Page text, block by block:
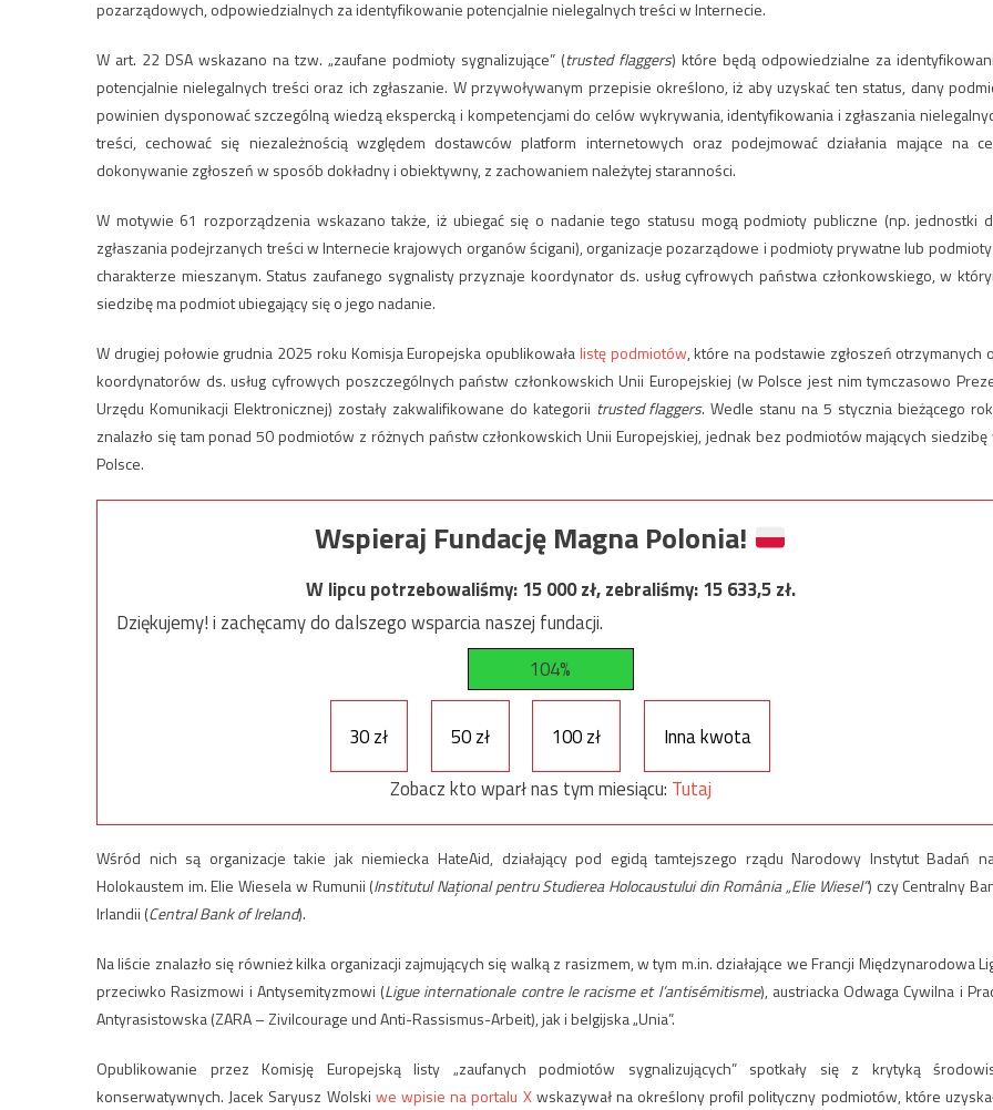
pozarządowych, odpowiedzialnych za identyfikowanie potencjalnie nielegalnych treści w Internecie.
W art. 22 DSA wskazano na tzw. „zaufane podmioty sygnalizujące” (trusted flaggers) które będą odpowiedzialne za
potencjalnie nielegalnych treści oraz ich zgłaszanie. W przywoływanym przepisie określono, iż aby uzyskać ten status, dany
powinien dysponować szczególną wiedzą ekspercką i kompetencjami do celów wykrywania, identyfikowania i zgłaszania
treści, cechować się niezależnością względem dostawców platform internetowych oraz podejmować działania mające na
dokonywanie zgłoszeń w sposób dokładny i obiektywny, z zachowaniem należytej staranności.
W motywie 61 rozporządzenia wskazano także, iż ubiegać się o nadanie tego statusu mogą podmioty publiczne (np. jednostki
zgłaszania podejrzanych treści w Internecie krajowych organów ścigani), organizacje pozarządowe i podmioty prywatne lub
charakterze mieszanym. Status zaufanego sygnalisty przyznaje koordynator ds. usług cyfrowych państwa członkowskiego, w
siedzibę ma podmiot ubiegający się o jego nadanie.
W drugiej połowie grudnia 2025 roku Komisja Europejska opublikowałalistę podmiotów, które na podstawie zgłoszeń otrzymanych
koordynatorów ds. usług cyfrowych poszczególnych państw członkowskich Unii Europejskiej (w Polsce jest nim tymczasowo
Urzędu Komunikacji Elektronicznej) zostały zakwalifikowane do kategorii trusted flaggers. Wedle stanu na 5 stycznia bieżącego
znalazło się tam ponad 50 podmiotów z różnych państw członkowskich Unii Europejskiej, jednak bez podmiotów mających siedzibę
Polsce.
Wspieraj Fundację Magna Polonia!
W lipcu potrzebowaliśmy:15 000zł, zebraliśmy:15 633,5zł.
Dziękujemy! i zachęcamy do dalszego wsparcia naszej fundacji.
104%
30 zł 50 zł 100 zł
Inna kwota
Zobacz kto wparł nas tym miesiącu: Tutaj
Wśród nich są organizacje takie jak niemiecka HateAid, działający pod egidą tamtejszego rządu Narodowy Instytut Badań
Holokaustem im. Elie Wiesela w Rumunii (Institutul Național pentru Studierea Holocaustului din România „Elie Wiesel”) czy Centralny
Irlandii (Central Bank of Ireland).
Na liście znalazło się również kilka organizacji zajmujących się walką z rasizmem, w tym m.in. działające we Francji Międzynarodowa
przeciwko Rasizmowi i Antysemityzmowi (Ligue internationale contre le racisme et l’antisémitisme), austriacka Odwaga Cywilna i
Antyrasistowska (ZARA – Zivilcourage und Anti-Rassismus-Arbeit), jak i belgijska „Unia”.
Opublikowanie przez Komisję Europejską listy „zaufanych podmiotów sygnalizujących” spotkały się z krytyką
konserwatywnych. Jacek Saryusz Wolski we wpisie na portalu Xwskazywał na określony profil polityczny podmiotów, które